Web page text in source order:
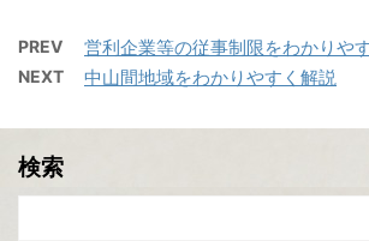
PREV 営利企業等の従事制限をわかりや
NEXT 中山間地域をわかりやすく解説
検索